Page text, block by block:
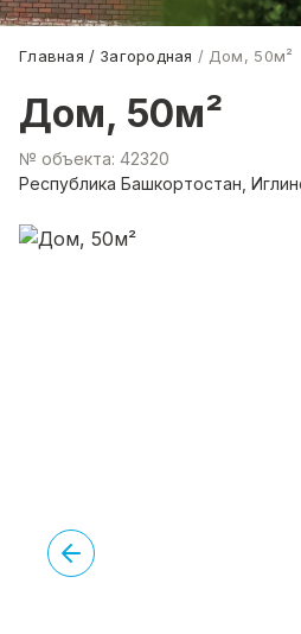
Главная Загородная Дом, 50м²
Дом, 50м²
№ объекта: 42320
Республика Башкортостан,